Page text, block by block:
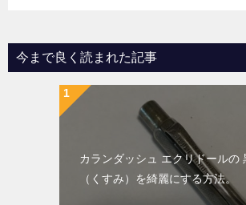
今まで良く読まれた記事
カランダッシュ エクリドールの
（くすみ）を綺麗にする方法。